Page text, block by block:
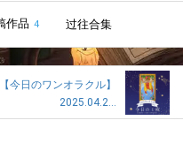
作品 4 过往合集
【今日のワンオラクル】
2025.04.2...